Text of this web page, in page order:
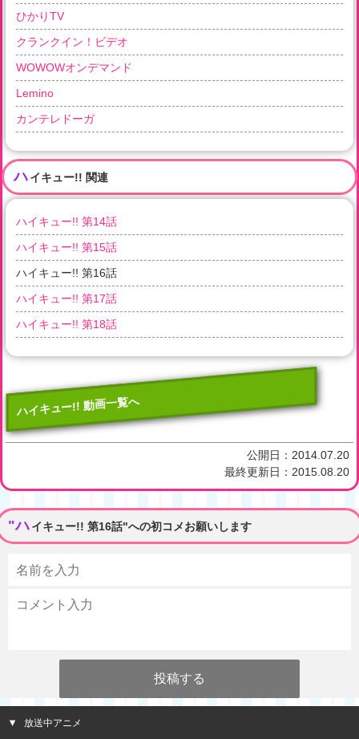
ひかりTV
クランクイン！ビデオ
WOWOWオンデマンド
Lemino
カンテレドーガ
ハイキュー!! 関連
ハイキュー!! 第14話
ハイキュー!! 第15話
ハイキュー!! 第16話
ハイキュー!! 第17話
ハイキュー!! 第18話
ハイキュー!! 動画一覧へ
公開日： 2014.07.20
最終更新日： 2015.08.20
"ハイキュー!! 第16話"への初コメお願いします
放送中アニメ